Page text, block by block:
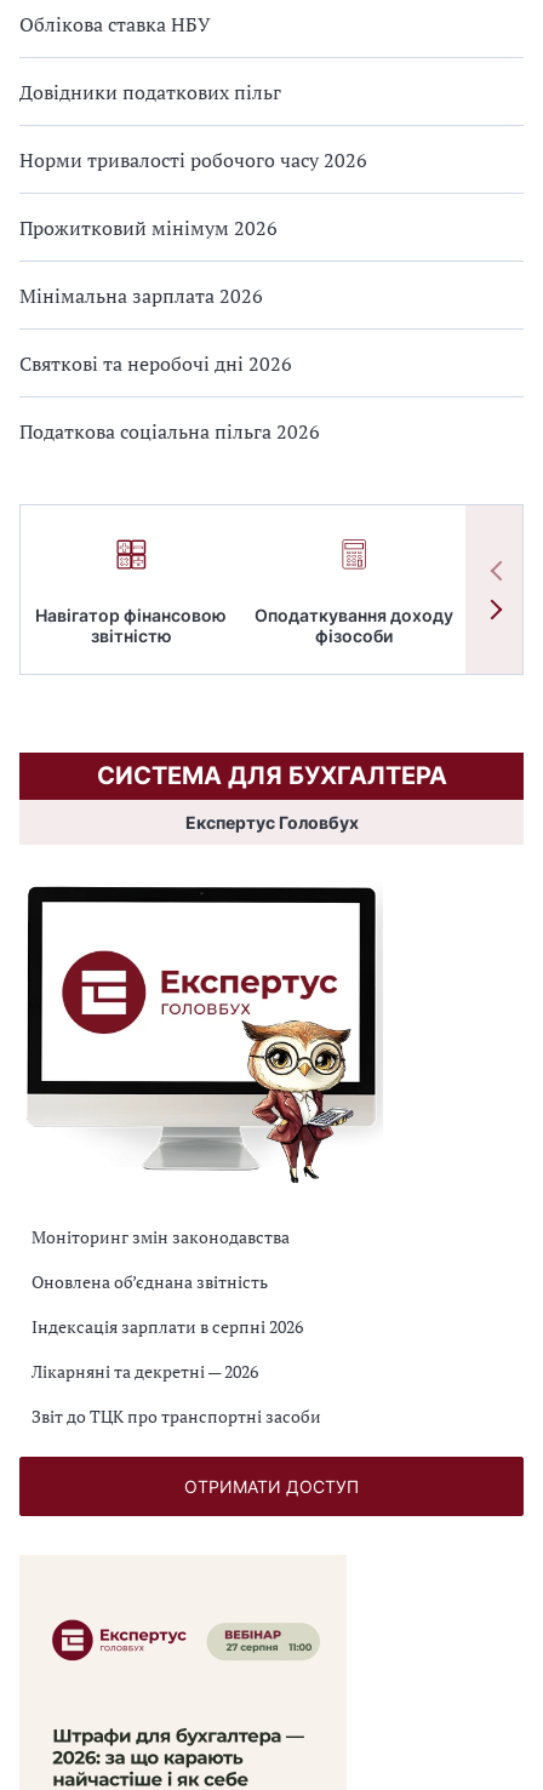
Облікова ставка НБУ
Довідники податкових пільг
Норми тривалості робочого часу 2026
Прожитковий мінімум 2026
Мінімальна зарплата 2026
Святкові та неробочі дні 2026
Податкова соціальна пільга 2026
Навігатор фінансовою
звітністю
Оподаткування доходу
фізособи
СИСТЕМА ДЛЯ БУХГАЛТЕРА
Експертус Головбух
Моніторинг змін законодавства
Оновлена об’єднана звітність
Індексація зарплати в серпні 2026
Лікарняні та декретні — 2026
Звіт до ТЦК про транспортні засоби
ОТРИМАТИ ДОСТУП